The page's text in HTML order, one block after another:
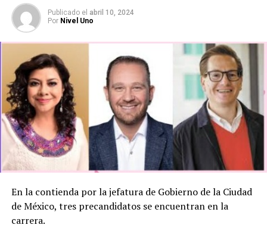
arrodillarse ante el INE”, Delgado insistió en que los
programas sociales “sí están en riesgo, pues la derecha
Por ello, Sergio Gutiérrez Luna, representante del
partido ante el INE, solicitó al Consejo General una
campaña institucional que informe cómo han votado los
partidos políticos al momento de discutirse la
aprobación o los recursos para los programas sociales.
MarioDelgado, #XóchitlGálvez, #INE, #Elecciones2024,
#Morena, #PRI, #PAN, #PRD, #ProgramasSociales,
#PolíticaMéxico
Publicado el abril 10, 2024
Por Nivel Uno
En la contienda por la jefatura de Gobierno de la Ciudad
de México, tres precandidatos se encuentran en la
carrera.